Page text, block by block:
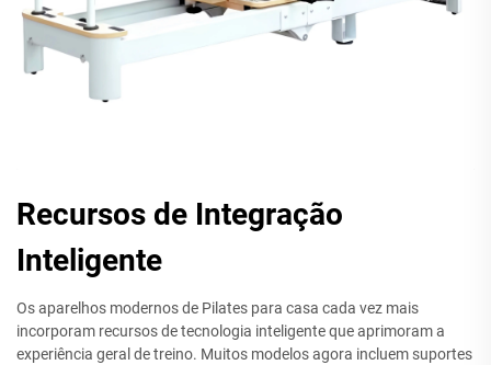
Recursos de Integração
Inteligente
Os aparelhos modernos de Pilates para casa cada vez mais
incorporam recursos de tecnologia inteligente que aprimoram a
experiência geral de treino. Muitos modelos agora incluem suportes